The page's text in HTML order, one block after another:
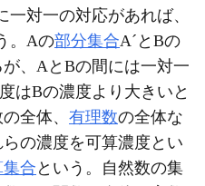
対一の対応があれば、
。Aの部分集合A´とBの
、AとBの間には一対一
はBの濃度より大きいと
全体、 有理数の全体な
の濃度を可算濃度とい
合という。自然数の集